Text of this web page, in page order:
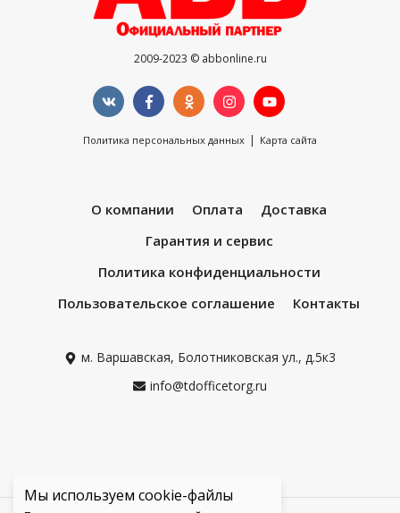
Мы используем cookie-файлы
2009-2023 © abbonline.ru
Политика персональных данных | Карта сайта
О компании Оплата
Доставка
Гарантия и сервис
Политика конфиденциальности
Пользовательское соглашение
Контакты
м. Варшавская, Болотниковская ул., д.5к3
info@tdofficetorg.ru